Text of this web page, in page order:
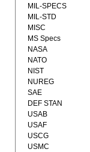
MIL-SPECS
MIL-STD
MISC
MS Specs
NASA
NATO
NIST
NUREG
SAE
DEF STAN
USAB
USAF
USCG
USMC